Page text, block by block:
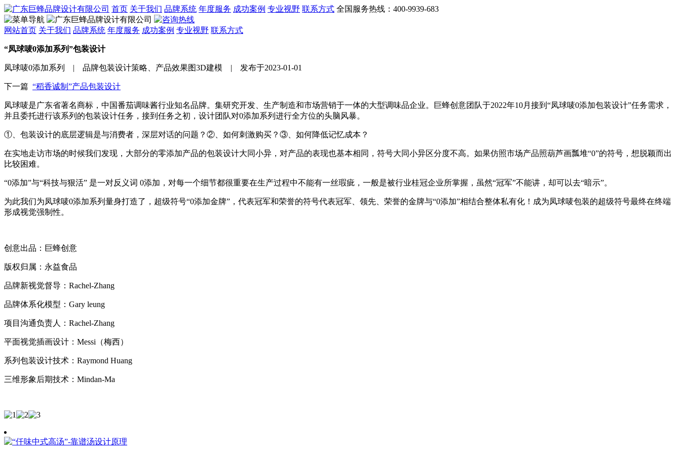
首页 关于我们 品牌系统 年度服务 成功案例 专业视野 联系方式 全国服务热线：400-9939-683
网站首页 关于我们 品牌系统 年度服务 成功案例 专业视野 联系方式
“凤球唛0添加系列”包装设计
凤球唛0添加系列 | 品牌包装设计策略、产品效果图3D建模 | 发布于2023-01-01
下一篇 “稻香诚制”产品包装设计
凤球唛是广东省著名商标，中国番茄调味酱行业知名品牌。集研究开发、生产制造和市场营销于一体的大型调味品企业。巨蜂创意团队于2022年10月接到“凤球唛0添加包装设计”任务需求，
并且委托进行该系列的包装设计任务，接到任务之初，设计团队对0添加系列进行全方位的头脑风暴。
①、包装设计的底层逻辑是与消费者，深层对话的问题？②、如何刺激购买？③、如何降低记忆成本？
在实地走访市场的时候我们发现，大部分的零添加产品的包装设计大同小异，对产品的表现也基本相同，符号大同小异区分度不高。如果仿照市场产品照葫芦画瓢堆“0”的符号，想脱颖而出
比较困难。
“0添加”与“科技与狠活” 是一对反义词 0添加，对每一个细节都很重要在生产过程中不能有一丝瑕疵，一般是被行业桂冠企业所掌握，虽然“冠军”不能讲，却可以去“暗示”。
为此我们为凤球唛0添加系列量身打造了，超级符号“0添加金牌”，代表冠军和荣誉的符号代表冠军、领先、荣誉的金牌与“0添加”相结合整体私有化！成为凤球唛包装的超级符号最终在终端
形成视觉强制性。
创意出品：巨蜂创意
版权归属：永益食品
品牌新视觉督导：Rachel-Zhang
品牌体系化模型：Gary leung
项目沟通负责人：Rachel-Zhang
平面视觉插画设计：Messi（梅西）
系列包装设计技术：Raymond Huang
三维形象后期技术：Mindan-Ma